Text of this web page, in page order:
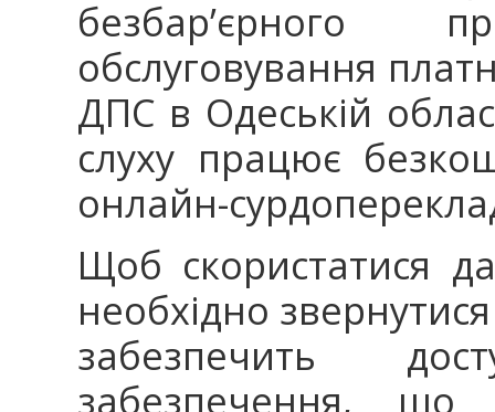
безбар’єрного
обслуговування
ДПС в Одеській
слуху працює
онлайн-
Щоб скористатися
необхідно
забезпечить
забезпечення, що